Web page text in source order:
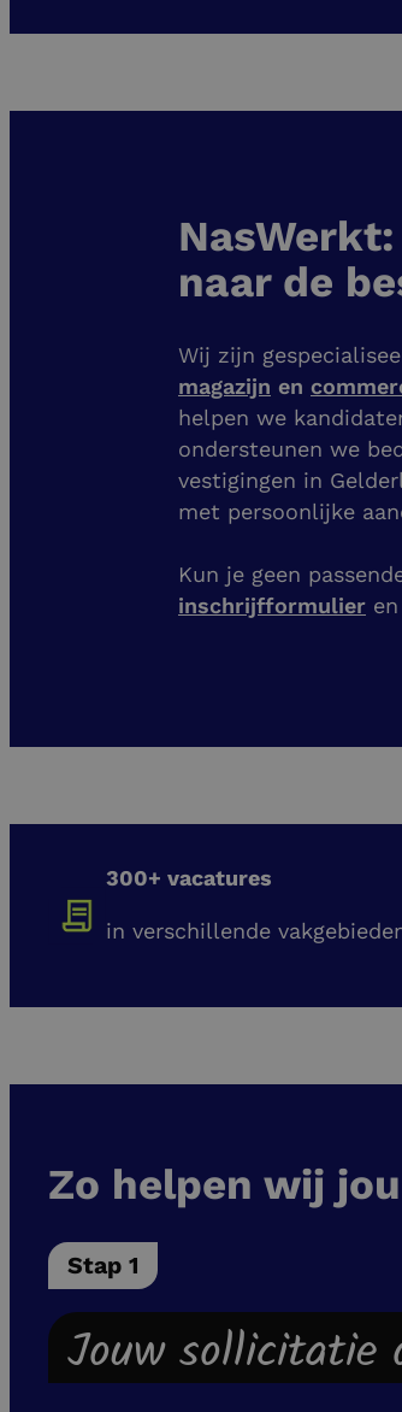
naar de
Wij zijn
magazijn en
helpen we
ondersteunen we
vestigingen in
met persoonlijke
Kun je geen
inschrijfformulier
300+ vacatures
in verschillende
Zo helpen wij
Stap 1
Jouw sollicitatie